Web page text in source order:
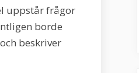
uppstår frågor
borde
beskriver